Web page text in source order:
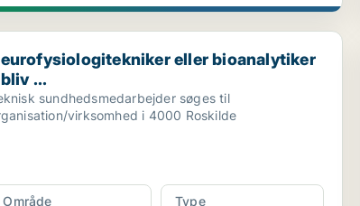
eller bioanalytiker – bliv ...
eller bioanalytiker
...
sundhedsmedarbejder søges til
virksomhed i 4000 Roskilde
Område
Type